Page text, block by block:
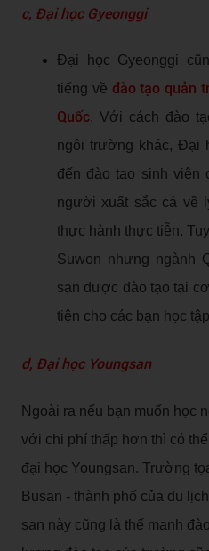
c, Đại học Gyeonggi
Đại học Gyeonggi
tiếng về đào tạo quản
Quốc. Với cách đào
ngôi trường khác, Đại
đến đào tạo sinh viên
người xuất sắc cả về
thực hành thực tiễn.
Suwon nhưng ngành
sạn được đào tạo tại
tiện cho các bạn học
d, Đại học Youngsan
Ngoài ra nếu bạn muốn học
với chi phí thấp hơn thì có
đại học Youngsan. Trường
Busan - thành phố của du
sạn này cũng là thế mạnh